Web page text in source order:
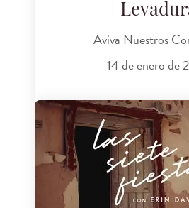
Aviva Nuestros
14 de enero de